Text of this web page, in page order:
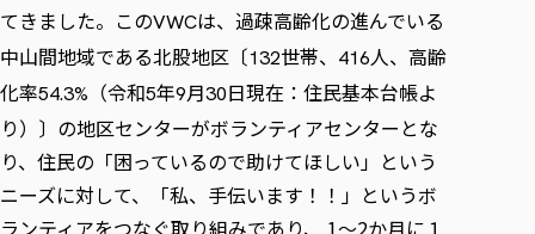
スポーツ傷害保険
てきました。このVWCは、過疎高齢化の進んでいる
中山間地域である北股地区〔132世帯、 416人、高齢
化率54.3% （令和5年9月30日現在：住民基本台帳よ
り）〕の地区センターがボランティアセンターとな
り、住民の「困っているので助けてほしい」という
ニーズに対して、「私、手伝います！！」というボ
ランティアをつなぐ取り組みであり、 1～2か月に１